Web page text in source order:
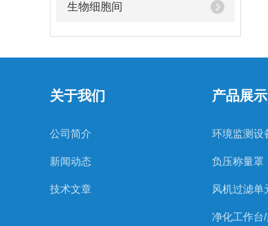
生物细胞间
关于我们
公司简介
新闻动态
技术文章
产品展示
环境监测设
负压称量罩
风机过滤单
净化工作台